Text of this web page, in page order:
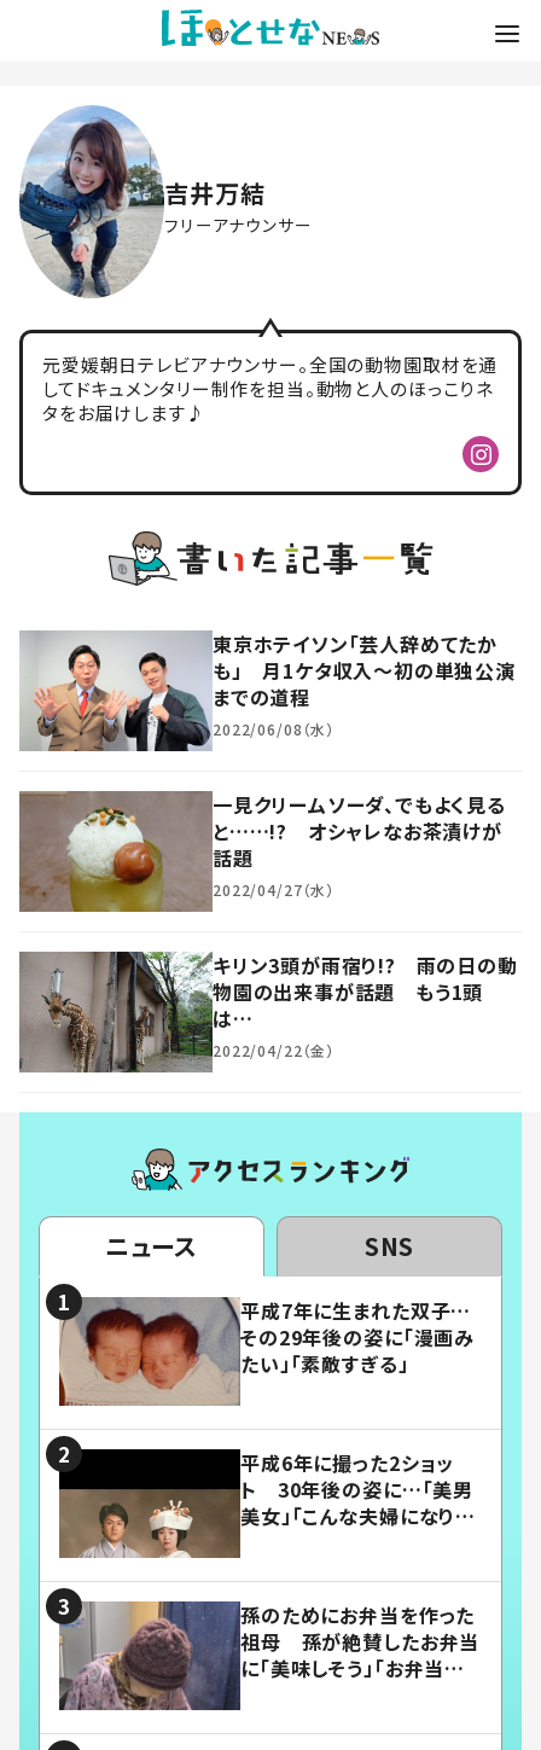
吉井万結
フリーアナウンサー
元愛媛朝日テレビアナウンサー。全国の動物園取材を通
してドキュメンタリー制作を担当。動物と人のほっこりネ
タをお届けします♪
東京ホテイソン「芸人辞めてたか
も」 月1ケタ収入～初の単独公演
までの道程
2022/06/08（水）
一見クリームソーダ、でもよく見る
と……!? オシャレなお茶漬けが
話題
2022/04/27（水）
キリン3頭が雨宿り!? 雨の日の動
物園の出来事が話題 もう1頭
は…
2022/04/22（金）
ニュース SNS
平成7年に生まれた双子…
その29年後の姿に「漫画み
たい」「素敵すぎる」
平成6年に撮った2ショッ
ト 30年後の姿に…「美男
美女」「こんな夫婦になりた
孫のためにお弁当を作った
祖母 孫が絶賛したお弁当
に「美味しそう」「お弁当すご